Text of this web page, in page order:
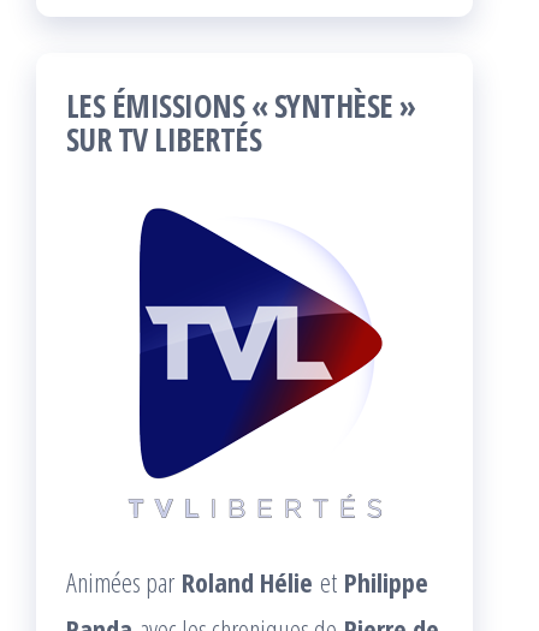
LES ÉMISSIONS « SYNTHÈSE »
SUR TV LIBERTÉS
Animées par Roland Hélie et Philippe